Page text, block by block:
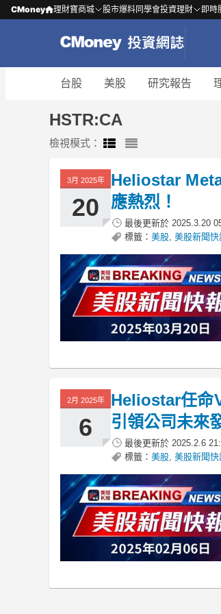
CMoney 理財寶商城 股市爆料同學會投資理財 即時
台股 美股 研究報告
HSTR:CA
檢視模式：
3月 2025年
20
Heliostar
應熱烈！
最後更新於 2025.3.20
標籤： 美股 美股新聞快
2月 2025年
6
Heliostar任命
引領公司未來
最後更新於 2025.2.6
標籤： 美股 美股新聞快